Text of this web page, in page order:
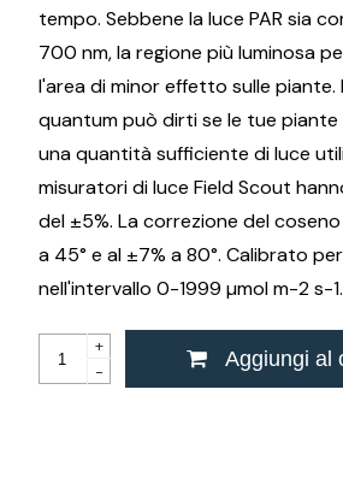
tempo. Sebbene la luce PAR sia
700 nm, la regione più luminosa
l'area di minor effetto sulle piante.
quantum può dirti se le tue
una quantità sufficiente di luce
misuratori di luce Field Scout
del ±5%. La correzione del
a 45° e al ±7% a 80°. Calibrato
nell'intervallo 0-1999 µmol m-2 s-1.
+
-
Aggiungi al